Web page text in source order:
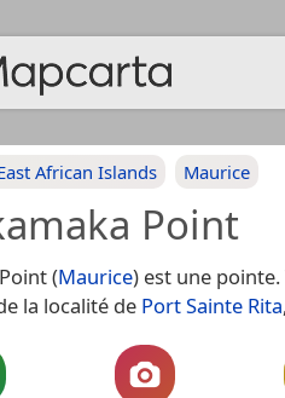
African Islands Maurice
Point
(Maurice) est une
la localité de Port Sainte Rita